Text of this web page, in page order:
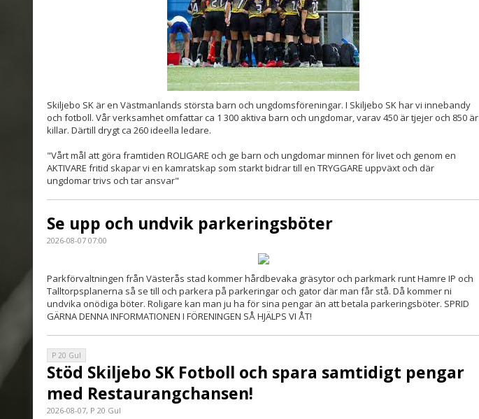
Skiljebo SK är en Västmanlands största barn och ungdomsföreningar. I Skiljebo SK har vi innebandy
och fotboll. Vår verksamhet omfattar ca 1 300 aktiva barn och ungdomar, varav 450 är tjejer och 850 är
killar. Därtill drygt ca 260 ideella ledare.
"Vårt mål att göra framtiden ROLIGARE och ge barn och ungdomar minnen för livet och genom en
AKTIVARE fritid skapar vi en kamratskap som starkt bidrar till en TRYGGARE uppväxt och där
ungdomar trivs och tar ansvar"
Se upp och undvik parkeringsböter
2026-08-07 07:00
Parkförvaltningen från Västerås stad kommer hårdbevaka gräsytor och parkmark runt Hamre IP och
Talltorpsplanerna så se till och parkera på parkeringar och gator där man får stå. Då kommer ni
undvika onödiga böter. Roligare kan man ju ha för sina pengar än att betala parkeringsböter. SPRID
GÄRNA DENNA INFORMATIONEN I FÖRENINGEN SÅ HJÄLPS VI ÅT!
P 20 Gul
Stöd Skiljebo SK Fotboll och spara samtidigt pengar
med Restaurangchansen!
2026-08-07, P 20 Gul